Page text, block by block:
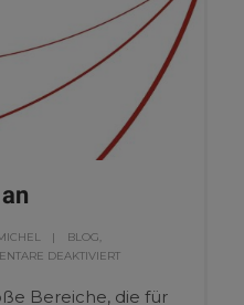
BLOG,
DEAKTIVIERT
Bereiche, die für